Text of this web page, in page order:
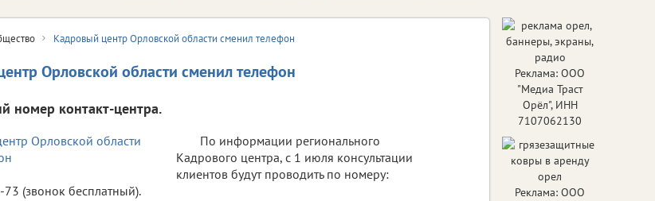
Кадровый центр Орловской области сменил телефон
Орловской области сменил телефон
номер контакт‑центра.
По информации регионального
Кадрового центра, с 1 июля консультации
клиентов будут проводить по номеру:
(звонок бесплатный).
Реклама: ООО
"Медиа Траст
Орёл", ИНН
7107062130
Реклама: ООО